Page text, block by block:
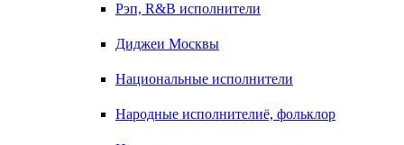
Рэп, R&B исполнители
Диджеи Москвы
Национальные исполнители
Народные исполнителиё, фольклор